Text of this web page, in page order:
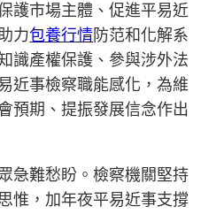
護市場主體、促進平易近
力包養行情防范和化解系
識產權保護、參與涉外法
近事檢察職能感化，為維
預期、提振發展信念作出
急難愁盼。檢察機關堅持
惟，加年夜平易近事支撐